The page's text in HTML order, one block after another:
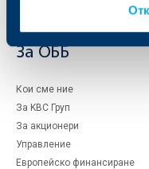
За ОББ
Кои сме ние
За KBC Груп
За акционери
Управление
Европейско финансиране